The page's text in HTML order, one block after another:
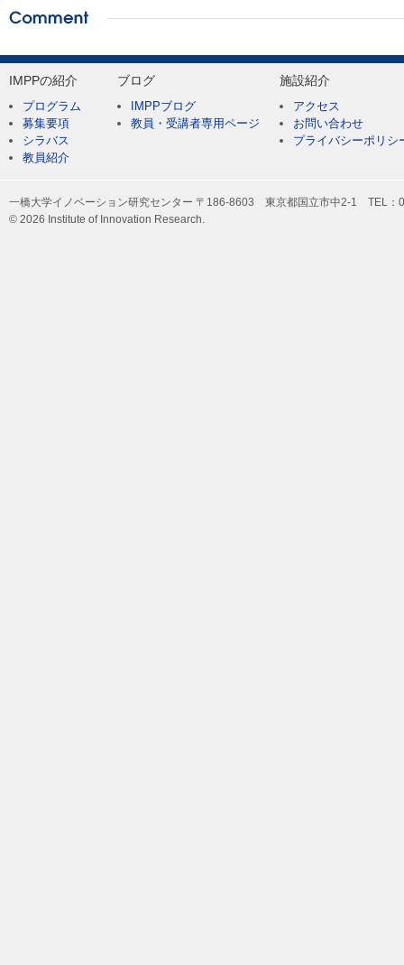
IMPPの紹介
プログラム
募集要項
シラバス
教員紹介
ブログ
IMPPブログ
教員・受講者専用ページ
施設紹介
アクセス
お問い合わせ
プライバシーポリシ
一橋大学イノベーション研究センター 〒186-8603 東京都国立市中2-1 TEL：
© 2026 Institute of Innovation Research.